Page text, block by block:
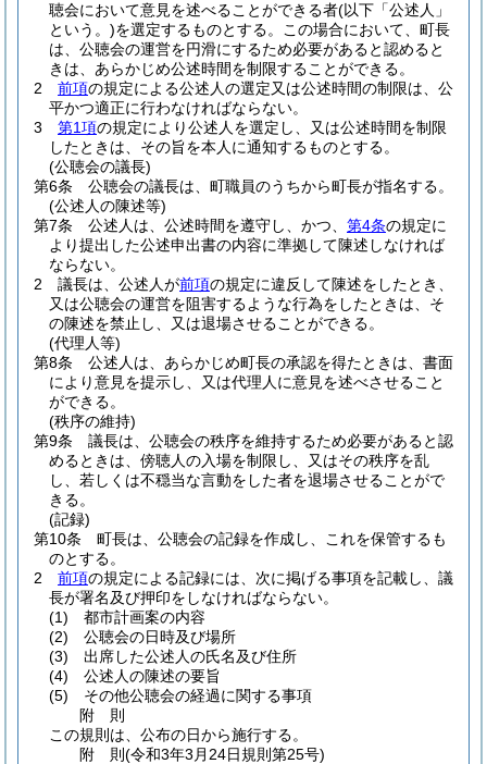
聴会において意見を述べることができる者(以下「公述人」
という。)を選定するものとする。
この場合において、町長
は、公聴会の運営を円滑にするため必要があると認めると
きは、あらかじめ公述時間を制限することができる。
2
前項の規定による公述人の選定又は公述時間の制限は、公
平かつ適正に行わなければならない。
3
第1項の規定により公述人を選定し、又は公述時間を制限
したときは、その旨を本人に通知するものとする。
(公聴会の議長)
第6条
公聴会の議長は、町職員のうちから町長が指名する。
(公述人の陳述等)
第7条
公述人は、公述時間を遵守し、かつ、 第4条の規定に
より提出した公述申出書の内容に準拠して陳述しなければ
ならない。
2
議長は、公述人が前項の規定に違反して陳述をしたとき、
又は公聴会の運営を阻害するような行為をしたときは、そ
の陳述を禁止し、又は退場させることができる。
(代理人等)
第8条
公述人は、あらかじめ町長の承認を得たときは、書面
により意見を提示し、又は代理人に意見を述べさせること
ができる。
(秩序の維持)
第9条
議長は、公聴会の秩序を維持するため必要があると認
めるときは、傍聴人の入場を制限し、又はその秩序を乱
し、若しくは不穏当な言動をした者を退場させることがで
きる。
(記録)
第10条
町長は、公聴会の記録を作成し、これを保管するも
のとする。
2
前項の規定による記録には、次に掲げる事項を記載し、議
長が署名及び押印をしなければならない。
(1)
都市計画案の内容
(2)
公聴会の日時及び場所
(3)
出席した公述人の氏名及び住所
(4)
公述人の陳述の要旨
(5)
その他公聴会の経過に関する事項
附 則
この規則は、公布の日から施行する。
附 則(令和3年3月24日規則第25号)